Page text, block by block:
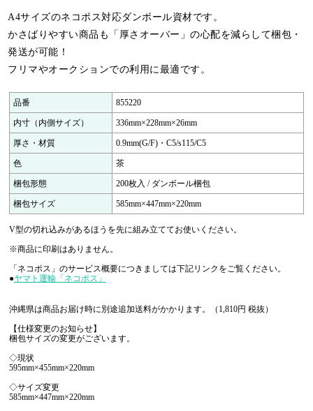
A4サイズのネコポス対応ダンボール資材です。
かさばりやすい商品も「厚さオーバー」の心配を減らして梱包・
発送が可能！
フリマやオークションでの利用に最適です。
品番 855220
内寸（内側サイズ） 336mm×228mm×26mm
厚さ・材質 0.9mm(G/F)・C5/s115/C5
色 茶
梱包形態 200枚入 / ダンボール梱包
梱包サイズ 585mm×447mm×220mm
V型の切れ込みがあるほうを先に組み立ててお使いください。
※商品に印刷はありません。
「ネコポス」のサービス概要につきましては下記リンクをご覧ください。
●ヤマト運輸「ネコポス」
沖縄県は商品お届け時に別途追加送料がかかります。（1,810円 税抜）
【仕様変更のお知らせ】
梱包サイズの変更がございます。
◇現状
595mm×455mm×220mm
◇サイズ変更
585mm×447mm×220mm